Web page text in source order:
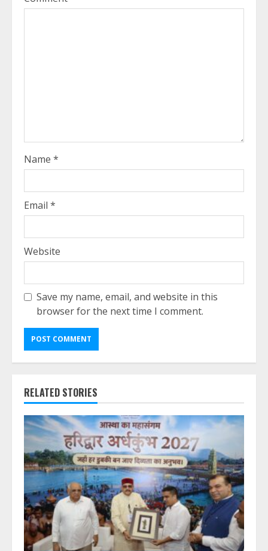
Name *
Email *
Website
Save my name, email, and website in this
browser for the next time I comment.
RELATED STORIES